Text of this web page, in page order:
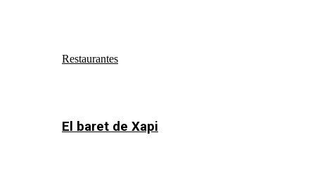
Restaurantes
El baret de Xapi